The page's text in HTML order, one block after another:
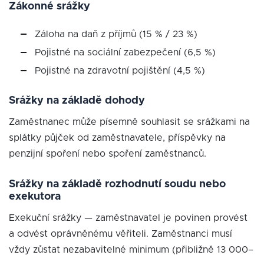
Zákonné srážky
Záloha na daň z příjmů (15 % / 23 %)
Pojistné na sociální zabezpečení (6,5 %)
Pojistné na zdravotní pojištění (4,5 %)
Srážky na základě dohody
Zaměstnanec může písemně souhlasit se srážkami na
splátky půjček od zaměstnavatele, příspěvky na
penzijní spoření nebo spoření zaměstnanců.
Srážky na základě rozhodnutí soudu nebo
exekutora
Exekuční srážky — zaměstnavatel je povinen provést
a odvést oprávněnému věřiteli. Zaměstnanci musí
vždy zůstat nezabavitelné minimum (přibližně 13 000–